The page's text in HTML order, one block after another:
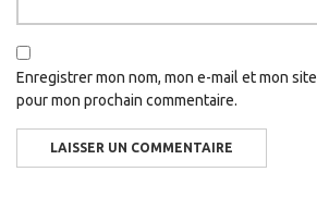
Enregistrer mon nom, mon e-mail et mon
pour mon prochain commentaire.